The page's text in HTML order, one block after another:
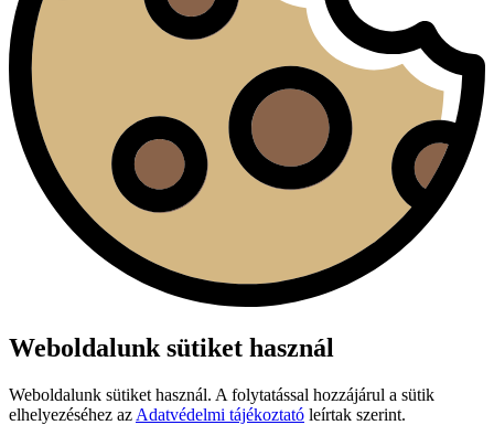
Weboldalunk sütiket használ
Weboldalunk sütiket használ. A folytatással hozzájárul a sütik
elhelyezéséhez az Adatvédelmi tájékoztató leírtak szerint.